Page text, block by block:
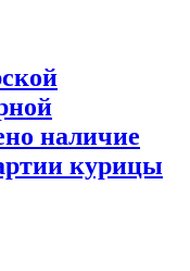
наличие
курицы